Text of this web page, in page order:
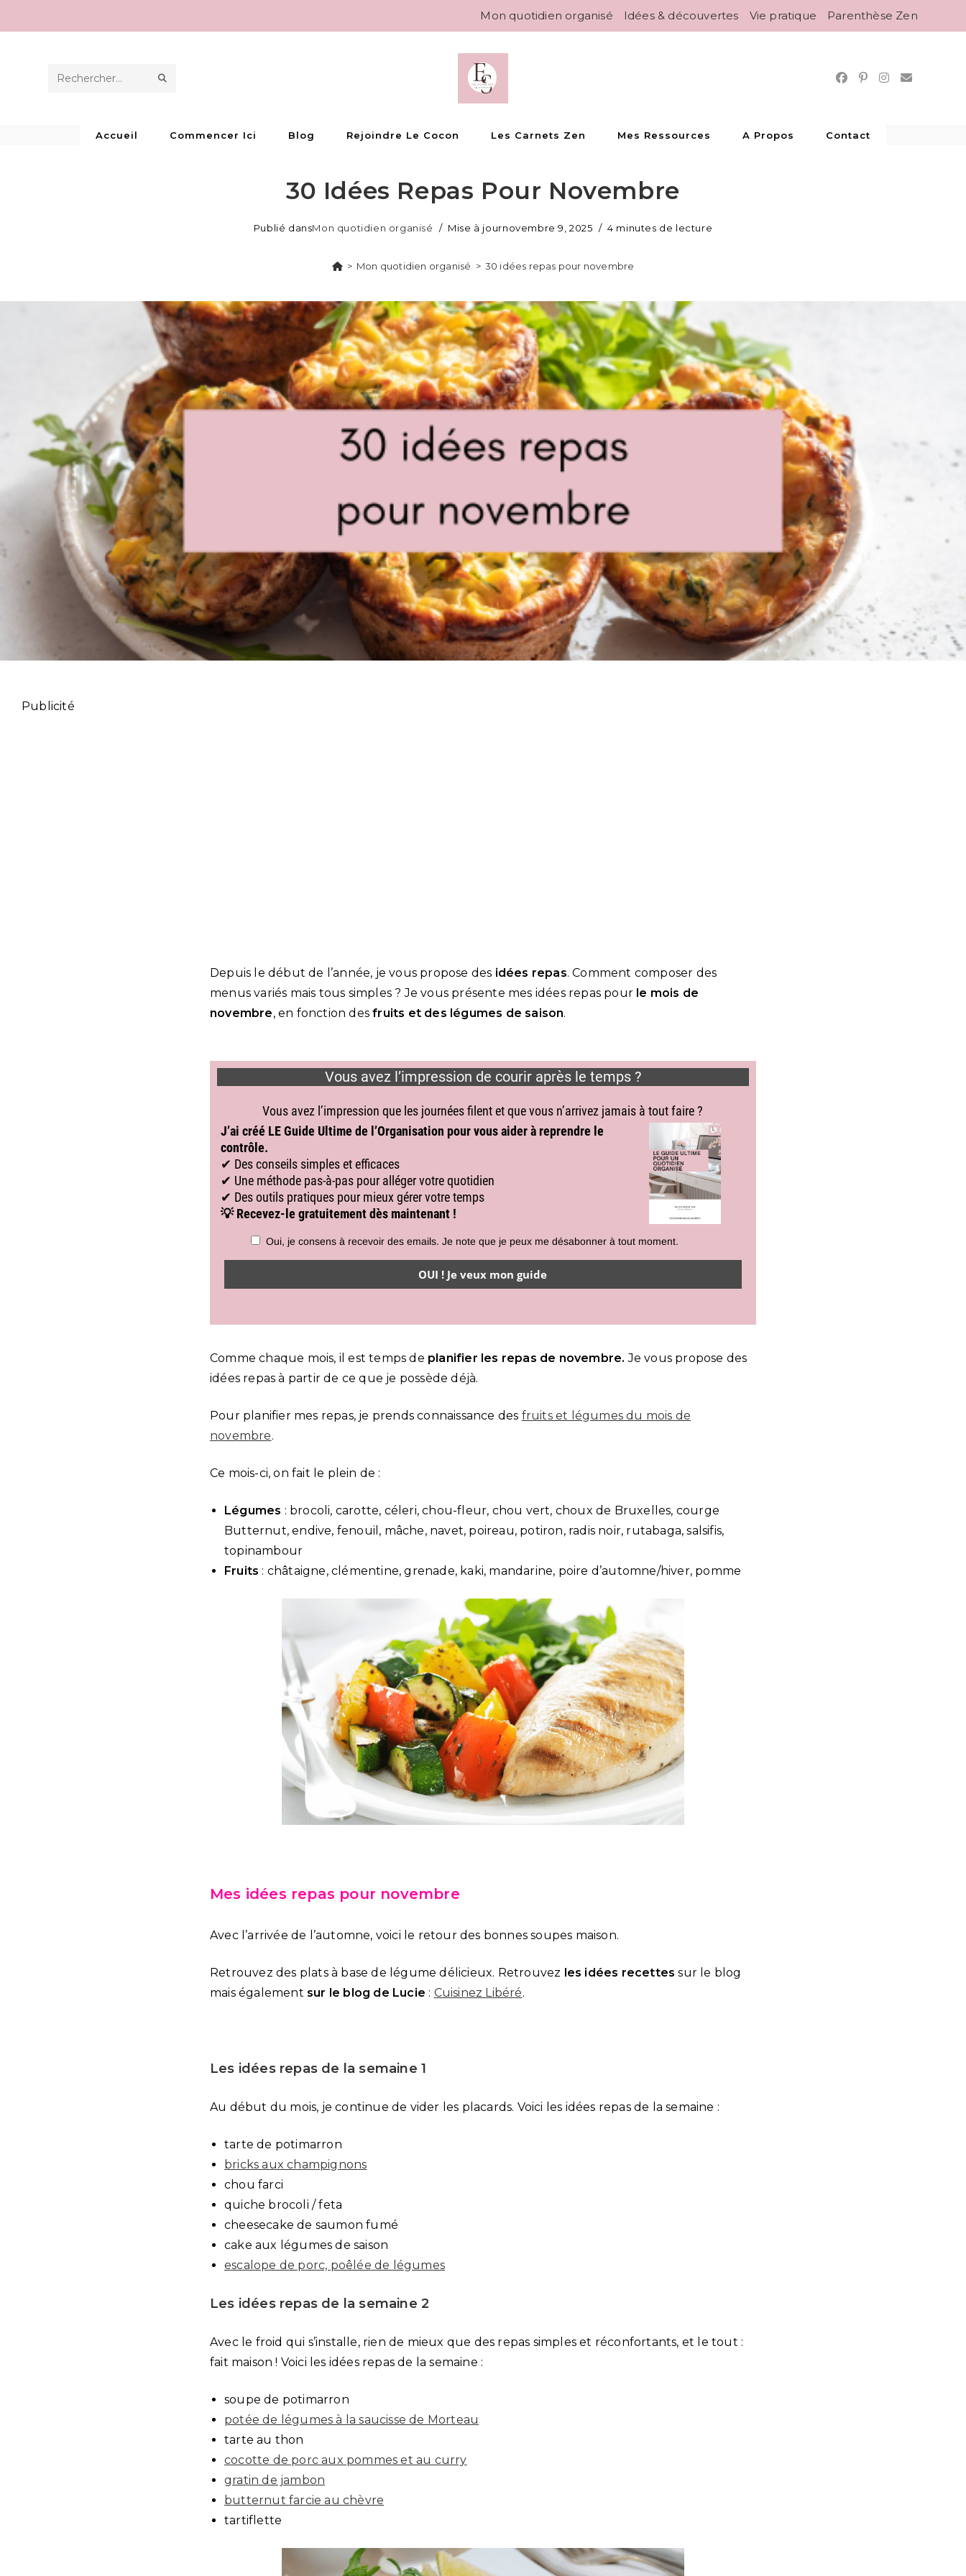
Mon quotidien organisé Idées & découvertes Vie pratique Parenthèse Zen
Rechercher
RECHERCHE
Accueil Commencer Ici Blog Rejoindre Le Cocon Les Carnets Zen Mes Ressources A Propos Contact
30 Idées Repas Pour Novembre
Publié dansMon quotidien organisé Mise à journovembre 9, 2025 4 minutes de lecture
> Mon quotidien organisé > 30 idées repas pour novembre
Publicité
Depuis le début de l’année, je vous propose des idées repas. Comment composer des
menus variés mais tous simples ? Je vous présente mes idées repas pour le mois de
novembre, en fonction desfruits et des légumes de saison.
Comme chaque mois, il est temps de planifier les repas de novembre. Je vous propose des
idées repas à partir de ce que je possède déjà.
Pour planifier mes repas, je prends connaissance des fruits et légumes du mois de
novembre.
Ce mois-ci, on fait le plein de :
Légumes : brocoli, carotte, céleri, chou-fleur, chou vert, choux de Bruxelles, courge
Butternut, endive, fenouil, mâche, navet, poireau, potiron, radis noir, rutabaga, salsifis,
topinambour
Fruits : châtaigne, clémentine, grenade, kaki, mandarine, poire d’automne/hiver, pomme
Mes idées repas pour novembre
Avec l’arrivée de l’automne, voici le retour des bonnes soupes maison.
Retrouvez des plats à base de légume délicieux. Retrouvez les idées recettes sur le blog
mais également sur le blog de Lucie : Cuisinez Libéré.
Les idées repas de la semaine 1
Au début du mois, je continue de vider les placards. Voici les idées repas de la semaine :
tarte de potimarron
bricks aux champignons
chou farci
quiche brocoli / feta
cheesecake de saumon fumé
cake aux légumes de saison
escalope de porc, poêlée de légumes
Les idées repas de la semaine 2
Avec le froid qui s’installe, rien de mieux que des repas simples et réconfortants, et le tout :
fait maison ! Voici les idées repas de la semaine :
soupe de potimarron
potée de légumes à la saucisse de Morteau
tarte au thon
cocotte de porc aux pommes et au curry
gratin de jambon
butternut farcie au chèvre
tartiflette